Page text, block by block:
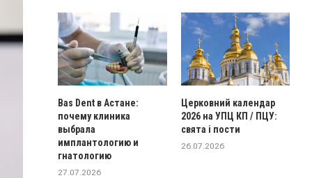
Bas Dent в Астане:
почему клиника
выбрала
имплантологию и
гнатологию
27.07.2026
Церковний календар
2026 на УПЦ КП / ПЦУ:
свята і пости
26.07.2026